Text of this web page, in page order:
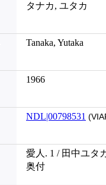
タナカ, ユタカ
Tanaka, Yutaka
1966
NDL|00798531
愛人. 1 / 田中ユタ
奥付